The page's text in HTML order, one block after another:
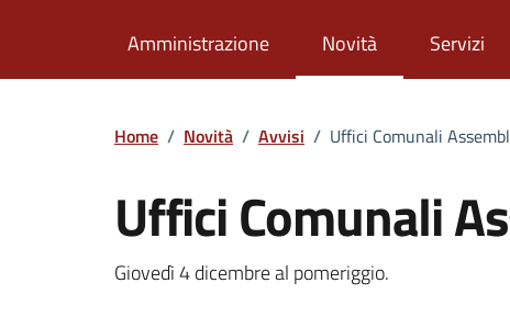
Amministrazione Novità Servizi
Home / Novità / Avvisi / Uffici Comunali
Uffici Comunali
Dettagli della notizia
Giovedì 4 dicembre al pomeriggio.